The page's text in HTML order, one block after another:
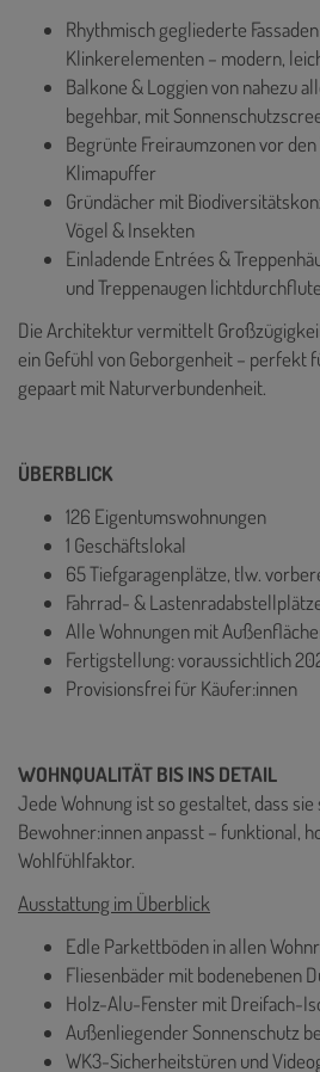
Rhythmisch gegliederte
Klinkerelementen – modern,
Balkone & Loggien von nahezu
begehbar, mit
Begrünte Freiraumzonen vor
Klimapuffer
Gründächer mit
Vögel & Insekten
Einladende Entrées &
und Treppenaugen
Die Architektur vermittelt
ein Gefühl von Geborgenheit – perfekt
gepaart mit Naturverbundenheit.
ÜBERBLICK
126 Eigentumswohnungen
1 Geschäftslokal
65 Tiefgaragenplätze, tlw.
Fahrrad- &
Alle Wohnungen mit
Fertigstellung: voraussichtlich
Provisionsfrei für Käufer:innen
WOHNQUALITÄT BIS INS DETAIL
Jede Wohnung ist so gestaltet, dass
Bewohner:innen anpasst – funktional,
Wohlfühlfaktor.
Ausstattung im Überblick
Edle Parkettböden in allen
Fliesenbäder mit bodenebenen
Holz-Alu-Fenster mit Dreifach-
Außenliegender Sonnenschutz
WK3-Sicherheitstüren und